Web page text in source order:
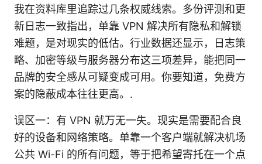
我在资料库里追踪过几条权威线索。多份评测和更
新日志一致指出，单靠 VPN 解决所有隐私和解锁
难题，是对现实的低估。行业数据还显示，日志策
略、加密等级与服务器分布这三项差异，能把同一
品牌的安全感从可疑变成可用。你要知道，免费方
案的隐蔽成本往往更高。.
误区一：有 VPN 就万无一失。现实是需要配合良
好的设备和网络策略。单靠一个客户端就解决机场
公共 Wi-Fi 的所有问题，等于把希望寄托在一个点